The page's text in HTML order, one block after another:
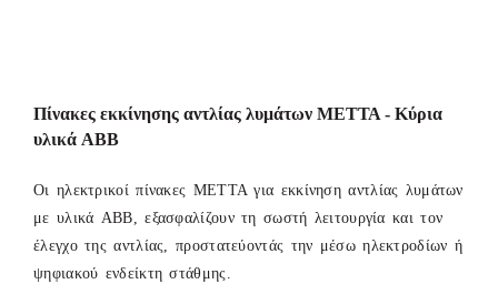
Πίνακες εκκίνησης αντλίας λυμάτων ΜΕΤΤΑ - Κύρια
υλικά ABB
Οι ηλεκτρικοί πίνακες ΜΕΤΤΑ για εκκίνηση αντλίας λυμάτων
με υλικά ABB, εξασφαλίζουν τη σωστή λειτουργία και τον
έλεγχο της αντλίας, προστατεύοντάς την μέσω ηλεκτροδίων ή
ψηφιακού ενδείκτη στάθμης.